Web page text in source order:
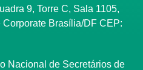
9, Torre C, Sala 1105,
Brasília/DF CEP:
Nacional de Secretários de